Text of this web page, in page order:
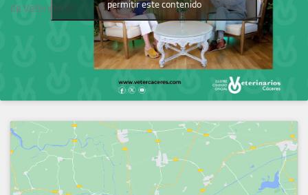
de Veterinarios
permitir este contenido